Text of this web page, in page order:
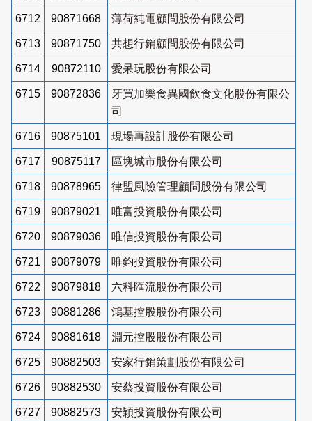
6712 90871668 薄荷純電顧問股份有限公司
6713 90871750 共想行銷顧問股份有限公司
6714 90872110 愛呆玩股份有限公司
6715 90872836
牙買加樂食異國飲食文化股份有限公
司
6716 90875101 現場再設計股份有限公司
6717 90875117 區塊城市股份有限公司
6718 90878965 律盟風險管理顧問股份有限公司
6719 90879021 唯富投資股份有限公司
6720 90879036 唯信投資股份有限公司
6721 90879079 唯鈞投資股份有限公司
6722 90879818 六科匯流股份有限公司
6723 90881286 鴻基控股股份有限公司
6724 90881618 淵元控股股份有限公司
6725 90882503 安家行銷策劃股份有限公司
6726 90882530 安蔡投資股份有限公司
6727 90882573 安穎投資股份有限公司